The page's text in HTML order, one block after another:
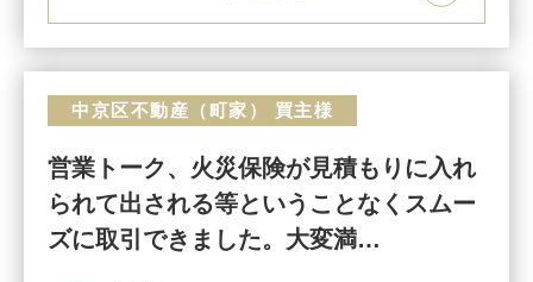
中京区不動産（町家） 買主様
営業トーク、火災保険が見積もりに入れ
られて出される等ということなくスムー
ズに取引できました。大変満…